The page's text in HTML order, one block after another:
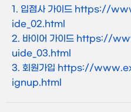
1. 입점사 가이드 https://
ide_02.html
2. 바이어 가이드 https://
uide_03.html
3. 회원가입 https://
ignup.html